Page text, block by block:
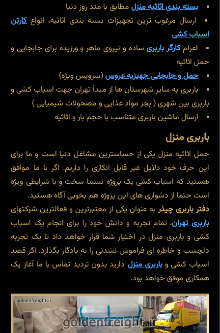
بسته بندی اثاثیه منزل مطابق با متد روز دنیا
ارسال مرغوب ترین تجهیزات بسته بندی اثاثیه، انواعکارتن
اسباب کشی
اعزامکارگر باربریساده و نیروی ماهر و ورزیده برای جابجایی و
حمل اثاثیه
حمل و جابجایی جهیزیه عروس(سرویس ویژه)
باربری به سایر شهرستان ها از مبدأ تهران جهت اسباب کشی و
باربری بین شهری ( بجز مواد غذایی و مصحولات شیمیایی )
ارسال ماشین باربری متناسب با حجم بار و اثاثیه
باربری منزل
حمل اثاثیه منزل یکی از حساسترین مشاغل دنیا است و ما برای
این حرف خود دلایل غیر قابل انکاری را داریم. اگر با ما موافق
هستید که اسباب کشی یک پروژه نسبتا سخت و با شرایطی ویژه
است حتما از دشواری های این پروژه هم بخوبی آگاه هستید.
دفتر باربری چیذر به عنوان یکی از معتبرترین و فعالترین شرکتهای
باربری تهران، تمام تجربه و دانش خود را برای انجام یک اسباب
کشی و باربری منزل در اختیار شما قرار خواهد داد تا یک تجربه
دلچسب و خاطره ای فراموش نشدنی را به یادگار بگذارد. اگر قصد
اسباب کشی وباربری منزل دارید بدون تردید تماس با ما آغاز یک
همکاری موفق خواهد بود.